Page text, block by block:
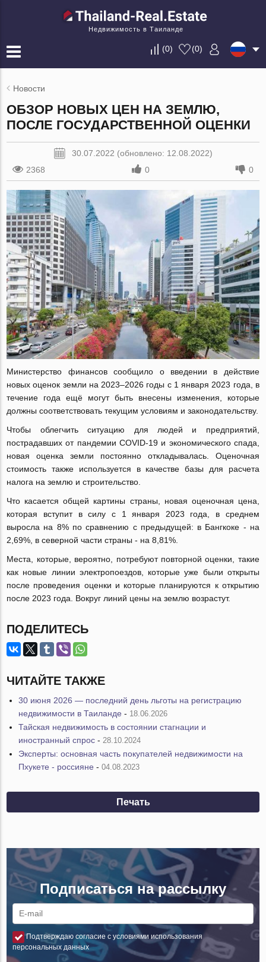
Недвижимость в Таиланде
(0) (0)
Новости
ОБЗОР НОВЫХ ЦЕН НА ЗЕМЛЮ,
ПОСЛЕ ГОСУДАРСТВЕННОЙ ОЦЕНКИ
30.07.2022 (обновлено: 12.08.2022)
2368
0 0
Министерство финансов сообщило о введении в действие
новых оценок земли на 2023–2026 годы с 1 января 2023 года, в
течение года ещё могут быть внесены изменения, которые
должны соответствовать текущим условиям и законодательству.
Чтобы облегчить ситуацию для людей и предприятий,
пострадавших от пандемии COVID-19 и экономического спада,
новая оценка земли постоянно откладывалась. Оценочная
стоимость также используется в качестве базы для расчета
налога на землю и строительство.
Что касается общей картины страны, новая оценочная цена,
которая вступит в силу с 1 января 2023 года, в среднем
выросла на 8% по сравнению с предыдущей: в Бангкоке - на
2,69%, в северной части страны - на 8,81%.
Места, которые, вероятно, потребуют повторной оценки, такие
как новые линии электропоездов, которые уже были открыты
после проведения оценки и которые планируются к открытию
после 2023 года. Вокруг линий цены на землю возрастут.
ПОДЕЛИТЕСЬ
ЧИТАЙТЕ ТАКЖЕ
30 июня 2026 — последний день льготы на регистрацию
недвижимости в Таиланде - 18.06.2026
Тайская недвижимость в состоянии стагнации и
иностранный спрос - 28.10.2024
Эксперты: основная часть покупателей недвижимости на
Пхукете - россияне -04.08.2023
Печать
Подписаться на рассылку
Подтверждаю согласие с условиями использования
персональных данных